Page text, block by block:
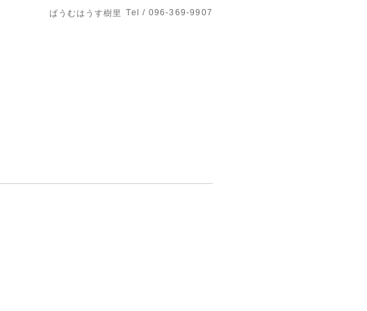
ばうむはうす樹里 Tel / 096-369-9907